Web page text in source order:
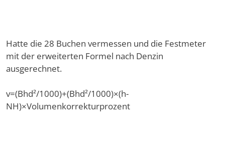
Hatte die 28 Buchen vermessen und die Festmeter
mit der erweiterten Formel nach Denzin
ausgerechnet.
v=(Bhd²/1000)+(Bhd²/1000)×(h-
NH)×Volumenkorrekturprozent